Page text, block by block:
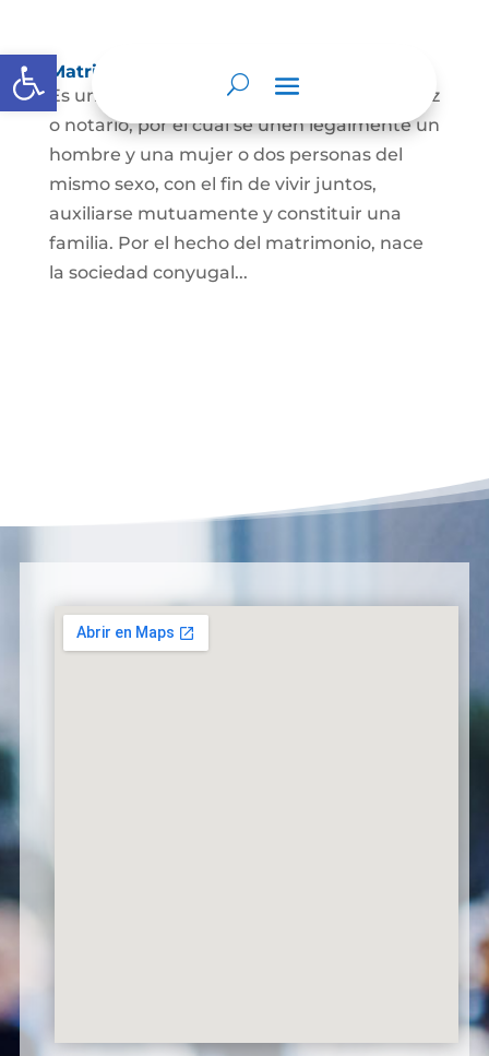
Abrir barra de herramientas
Matrimonio Civil
Es un contrato solemne celebrado ante juez
o notario, por el cual se unen legalmente un
hombre y una mujer o dos personas del
mismo sexo, con el fin de vivir juntos,
auxiliarse mutuamente y constituir una
familia. Por el hecho del matrimonio, nace
la sociedad conyugal...